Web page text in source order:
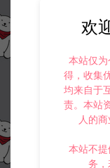
欢
本站仅
得，收集
均来自于
责。本站
人的
本站不
务，